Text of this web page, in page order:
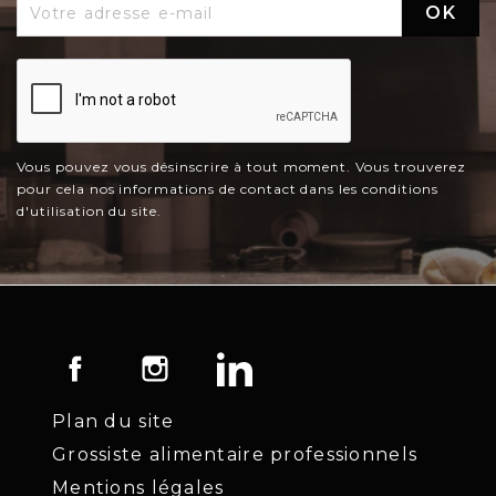
Vous pouvez vous désinscrire à tout moment. Vous trouverez
pour cela nos informations de contact dans les conditions
d'utilisation du site.
Facebook Instagram
Plan du site
Grossiste alimentaire professionnels
Mentions légales